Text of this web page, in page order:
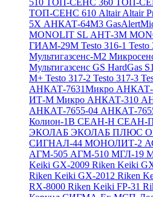
510 ТОП-СЕНС 360 ТОП-
ТОП-СЕНС 610 AltairAltair
5X АНКАТ-64М3
MONOLIT SL АНТ-3М
ГИАМ-29М Testo 316-1 Testo
Мультигазсенс-М2
Мультигазсенс GS HardGas S1
M+ Testo 317-2 Testo 317-3
АНКАТ-7631Микро АНКАТ-
ИТ-М Микро АНКАТ-310
АНКАТ-7655-04 АНКАТ-
Колион-1В СЕАН-Н СЕАН-
ЭКОЛАБ ЭКОЛАБ ПЛЮС
СИГНАЛ-44 МОНОЛИТ-2
АГМ-505 АГМ-510 МГЛ-19
Keiki GX-2009 Riken Keiki
Riken Keiki GX-2012 Riken
RX-8000 Riken Keiki FP-31